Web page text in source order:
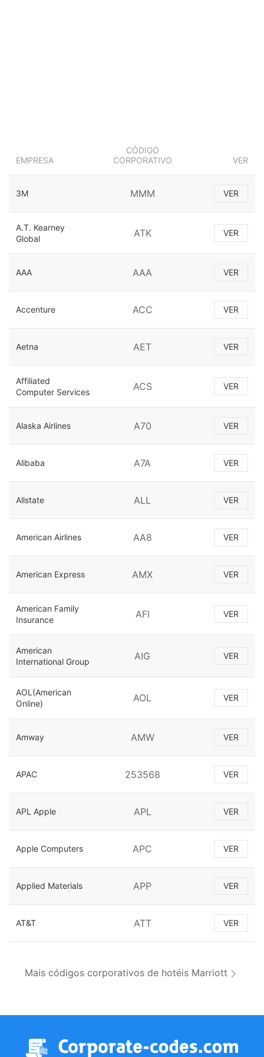
EMPRESA
CÓDIGO
CORPORATIVO
VER
3M MMM VER
A.T. Kearney
Global
ATK VER
AAA AAA VER
Accenture ACC VER
Aetna AET VER
Affiliated
Computer Services
ACS VER
Alaska Airlines A70 VER
Alibaba A7A VER
Allstate ALL VER
American Airlines AA8 VER
American Express AMX VER
American Family
Insurance
AFI VER
American
International Group
AIG VER
AOL(American
Online)
AOL VER
Amway AMW VER
APAC 253568 VER
APL Apple APL VER
Apple Computers APC VER
Applied Materials APP VER
AT&T ATT VER
Mais códigos corporativos de hotéis Marriott